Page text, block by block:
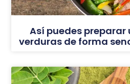
Así puedes
verduras de forma